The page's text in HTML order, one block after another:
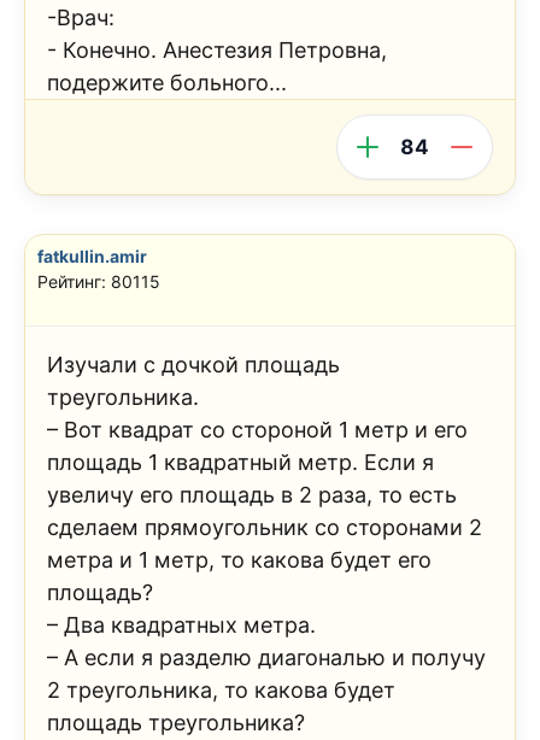
-Врач:
- Конечно. Анестезия Петровна,
подержите больного...
84
fatkullin.amir
Рейтинг: 80115
Изучали с дочкой площадь
треугольника.
– Вот квадрат со стороной 1 метр и его
площадь 1 квадратный метр. Если я
увеличу его площадь в 2 раза, то есть
сделаем прямоугольник со сторонами 2
метра и 1 метр, то какова будет его
площадь?
– Два квадратных метра.
– А если я разделю диагональю и получу
2 треугольника, то какова будет
площадь треугольника?